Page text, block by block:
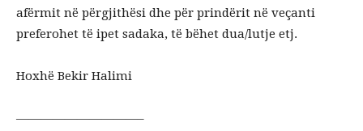
afërmit në përgjithësi dhe për prindërit në veçanti
preferohet të ipet sadaka, të bëhet dua/lutje etj.
Hoxhë Bekir Halimi
——————————–